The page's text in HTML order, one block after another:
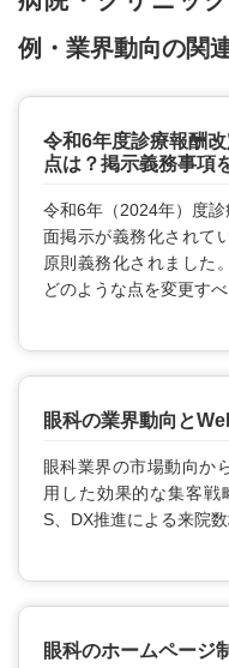
例・業界動向の関
令和6年度診療報酬
点は？掲示義務事項
令和6年（2024年）度
面掲示が義務化されて
原則義務化されました
どのような点を変更す
眼科の業界動向と
眼科業界の市場動向か
用した効果的な集客戦
S、DX推進による来院
眼科のホームページ